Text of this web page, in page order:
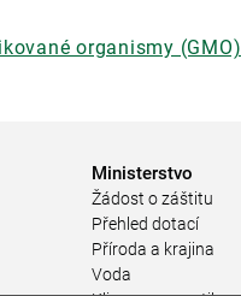
organismy (GMO)
Ministerstvo
Žádost o záštitu
Přehled dotací
Příroda a krajina
Voda